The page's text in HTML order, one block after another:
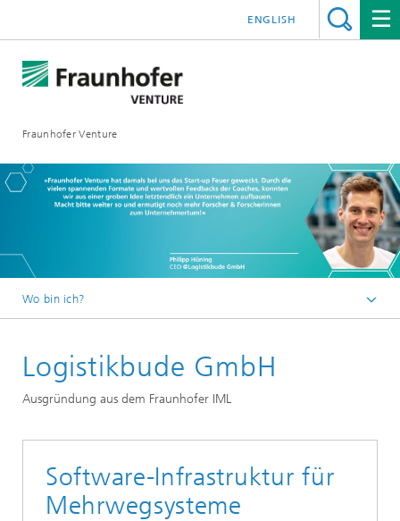
Fraunhofer Venture
ENGLISH
Wo bin ich?
Über uns
Logistikbude GmbH
Ausgründung aus dem Fraunhofer IML
Software-Infrastruktur für
Mehrwegsysteme